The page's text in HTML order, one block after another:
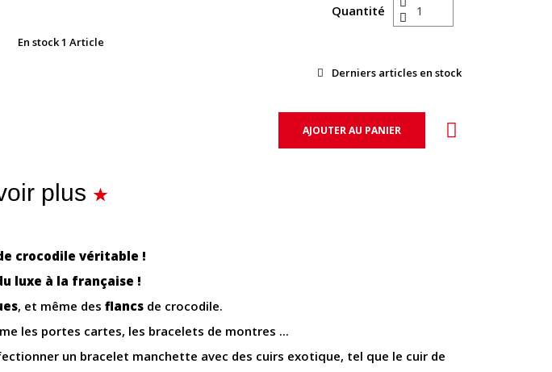
Quantité
En stock1 Article
Derniers articles en stock
AJOUTER AU PANIER
plus
crocodile véritable !
luxe à la française !
, et même des flancs de crocodile.
les portes cartes, les bracelets de montres ...
un bracelet manchette avec des cuirs exotique, tel que le cuir de